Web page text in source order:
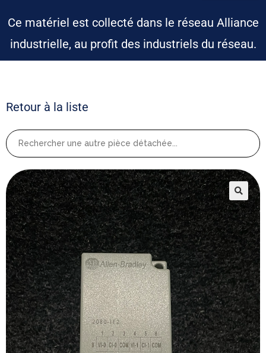
Ce matériel est collecté dans le réseau Alliance
industrielle, au profit des industriels du réseau.
Retour à la liste